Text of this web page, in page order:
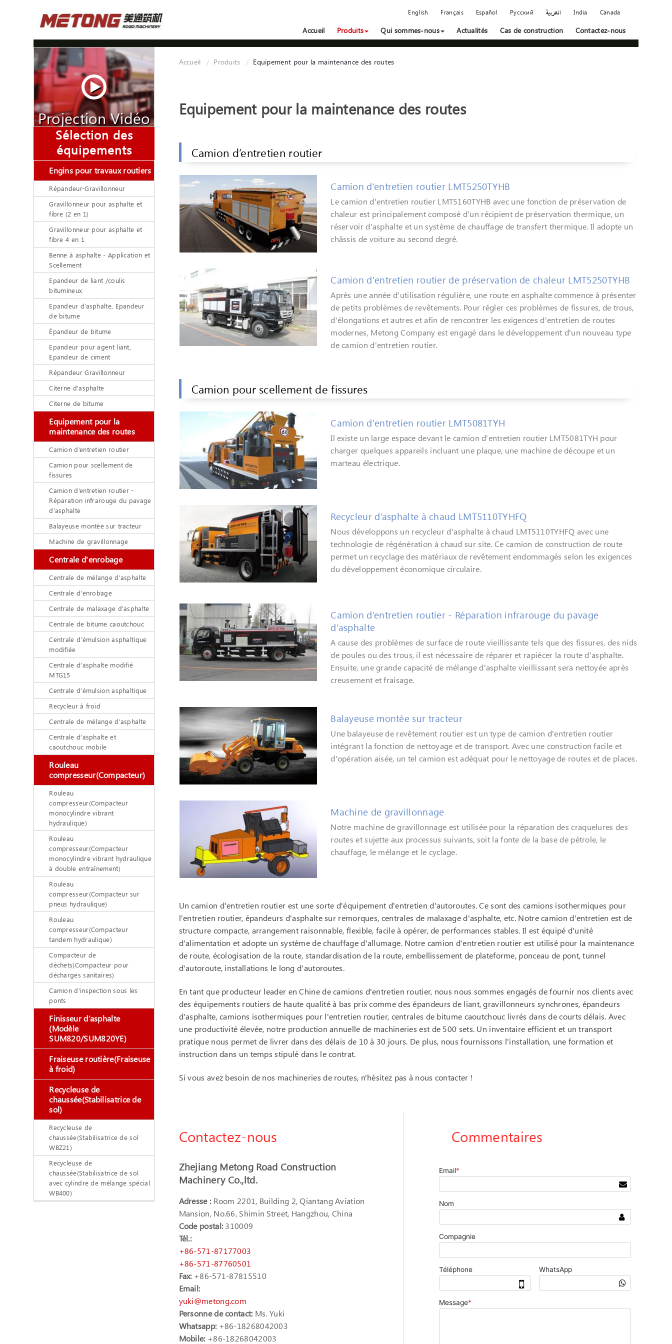
English Français Español Русский العربية India Canada
Accueil Produits Qui sommes-nous Actualités Cas de construction Contactez-nous
Projection Vidéo
Accueil Produits Equipement pour la maintenance des routes
Equipement pour la maintenance des routes
Camion d’entretien routier
Camion d’entretien routier LMT5250TYHB
Le camion d'entretien routier LMT5160TYHB avec une fonction de préservation de
chaleur est principalement composé d'un récipient de préservation thermique, un
réservoir d'asphalte et un système de chauffage de transfert thermique. Il adopte un
châssis de voiture au second degré.
Camion d'entretien routier de préservation de chaleur LMT5250TYHB
Après une année d'utilisation régulière, une route en asphalte commence à présenter
de petits problèmes de revêtements. Pour régler ces problèmes de fissures, de trous,
d'élongations et autres et afin de rencontrer les exigences d'entretien de routes
modernes, Metong Company est engagé dans le développement d'un nouveau type
de camion d'entretien routier.
Camion pour scellement de fissures
Camion d'entretien routier LMT5081TYH
Il existe un large espace devant le camion d'entretien routier LMT5081TYH pour
charger quelques appareils incluant une plaque, une machine de découpe et un
marteau électrique.
Recycleur d’asphalte à chaud LMT5110TYHFQ
Nous développons un recycleur d'asphalte à chaud LMT5110TYHFQ avec une
technologie de régénération à chaud sur site. Ce camion de construction de route
permet un recyclage des matériaux de revêtement endommagés selon les exigences
du développement économique circulaire.
Camion d’entretien routier - Réparation infrarouge du pavage
d'asphalte
A cause des problèmes de surface de route vieillissante tels que des fissures, des nids
de poules ou des trous, il est nécessaire de réparer et rapiécer la route d'asphalte.
Ensuite, une grande capacité de mélange d'asphalte vieillissant sera nettoyée après
creusement et fraisage.
Balayeuse montée sur tracteur
Une balayeuse de revêtement routier est un type de camion d'entretien routier
intégrant la fonction de nettoyage et de transport. Avec une construction facile et
d'opération aisée, un tel camion est adéquat pour le nettoyage de routes et de places.
Machine de gravillonnage
Notre machine de gravillonnage est utilisée pour la réparation des craquelures des
routes et sujette aux processus suivants, soit la fonte de la base de pétrole, le
chauffage, le mélange et le cyclage.
Un camion d'entretien routier est une sorte d'équipement d'entretien d'autoroutes. Ce sont des camions isothermiques pour
l'entretien routier, épandeurs d'asphalte sur remorques, centrales de malaxage d'asphalte, etc. Notre camion d'entretien est de
structure compacte, arrangement raisonnable, flexible, facile à opérer, de performances stables. Il est équipé d'unité
d'alimentation et adopte un système de chauffage d'allumage. Notre camion d'entretien routier est utilisé pour la maintenance
de route, écologisation de la route, standardisation de la route, embellissement de plateforme, ponceau de pont, tunnel
d'autoroute, installations le long d'autoroutes.
En tant que producteur leader en Chine de camions d'entretien routier, nous nous sommes engagés de fournir nos clients avec
des équipements routiers de haute qualité à bas prix comme des épandeurs de liant, gravillonneurs synchrones, épandeurs
d'asphalte, camions isothermiques pour l'entretien routier, centrales de bitume caoutchouc livrés dans de courts délais. Avec
une productivité élevée, notre production annuelle de machineries est de 500 sets. Un inventaire efficient et un transport
pratique nous permet de livrer dans des délais de 10 à 30 jours. De plus, nous fournissons l'installation, une formation et
instruction dans un temps stipulé dans le contrat.
Si vous avez besoin de nos machineries de routes, n'hésitez pas à nous contacter !
Contactez-nous
Zhejiang Metong Road Construction
Machinery Co.,ltd.
Adresse : Room 2201, Building 2, Qiantang Aviation
Mansion, No.66, Shimin Street, Hangzhou, China
Code postal:310009
Tél.:
+86-571-87177003
+86-571-87760501
Fax:+86-571-87815510
Email:
yuki@metong.com
Personne de contact: Ms. Yuki
Whatsapp: +86-18268042003
Mobile: +86-18268042003
Commentaires
Sélection des
équipements
Engins pour travaux routiers
Répandeur-Gravillonneur
Gravillonneur pour asphalte et
fibre (2 en 1)
Gravillonneur pour asphalte et
fibre 4 en 1
Benne à asphalte - Application et
Scellement
Epandeur de liant /coulis
bitumineux
Epandeur d’asphalte, Epandeur
de bitume
Épandeur de bitume
Epandeur pour agent liant,
Epandeur de ciment
Répandeur Gravillonneur
Citerne d'asphalte
Citerne de bitume
Equipement pour la
maintenance des routes
Camion d’entretien routier
Camion pour scellement de
fissures
Camion d’entretien routier -
Réparation infrarouge du pavage
d'asphalte
Balayeuse montée sur tracteur
Machine de gravillonnage
Centrale d'enrobage
Centrale de mélange d'asphalte
Centrale d'enrobage
Centrale de malaxage d'asphalte
Centrale de bitume caoutchouc
Centrale d'émulsion asphaltique
modifiée
Centrale d'asphalte modifié
MTG15
Centrale d'émulsion asphaltique
Recycleur à froid
Centrale de mélange d'asphalte
Centrale d'asphalte et
caoutchouc mobile
Rouleau
compresseur(Compacteur)
Rouleau
compresseur(Compacteur
monocylindre vibrant
hydraulique)
Rouleau
compresseur(Compacteur
monocylindre vibrant hydraulique
à double entraînement)
Rouleau
compresseur(Compacteur sur
pneus hydraulique)
Rouleau
compresseur(Compacteur
tandem hydraulique)
Compacteur de
déchets(Compacteur pour
décharges sanitaires)
Camion d'inspection sous les
ponts
Finisseur d’asphalte
(Modèle
SUM820/SUM820YE)
Fraiseuse routière(Fraiseuse
à froid)
Recycleuse de
chaussée(Stabilisatrice de
sol)
Recycleuse de
chaussée(Stabilisatrice de sol
WBZ21)
Recycleuse de
chaussée(Stabilisatrice de sol
avec cylindre de mélange spécial
WB400)